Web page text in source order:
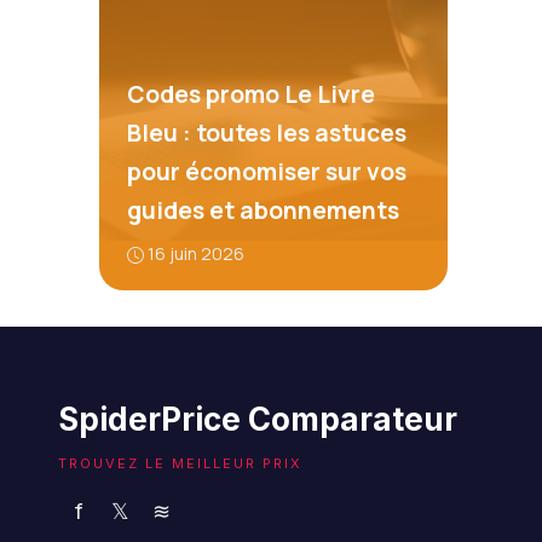
Codes promo Le Livre
Bleu : toutes les astuces
pour économiser sur vos
guides et abonnements
16 juin 2026
SpiderPrice Comparateur
TROUVEZ LE MEILLEUR PRIX
f 𝕏 ≋